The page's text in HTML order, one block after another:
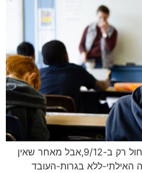
אמנם "יום המורה" הישראלי יחול רק ב-9/12,אבל מאחר שאין
האילתי-ללא בגרות-העובד